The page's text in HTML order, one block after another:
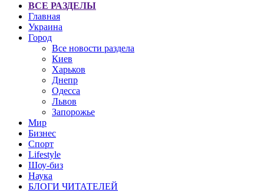
ВСЕ РАЗДЕЛЫ
Главная
Украина
Город
Все новости раздела
Киев
Харьков
Днепр
Одесса
Львов
Запорожье
Мир
Бизнес
Спорт
Lifestyle
Шоу-биз
Наука
БЛОГИ ЧИТАТЕЛЕЙ